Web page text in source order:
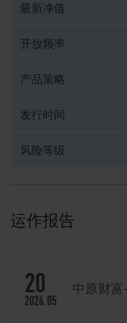
最新净值
开放频率
产品策略
发行时间
风险等级
运作报告
20
2026.05
中原财